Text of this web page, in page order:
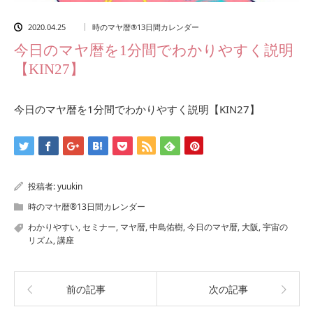
2020.04.25 時のマヤ暦®13日間カレンダー
今日のマヤ暦を1分間でわかりやすく説明
【KIN27】
今日のマヤ暦を1分間でわかりやすく説明【KIN27】
投稿者:yuukin
時のマヤ暦®13日間カレンダー
わかりやすい,セミナー, マヤ暦,中島佑樹,今日のマヤ暦, 大阪,宇宙の
リズム,講座
前の記事 次の記事